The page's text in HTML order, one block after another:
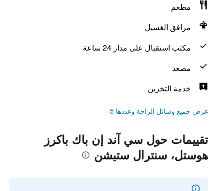
مطعم
مرافق الغسيل
مكتب استقبال على مدار 24 ساعة
مصعد
خدمة التخزين
عرض جميع وسائل الراحة وعددها 5
تقييمات حول سي آند إن باك باكرز
هوستل، سنترال ستيشن